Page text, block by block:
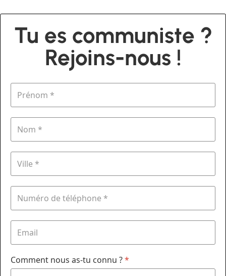
Tu es communiste ?
Rejoins-nous !
Comment nous as-tu connu ?*